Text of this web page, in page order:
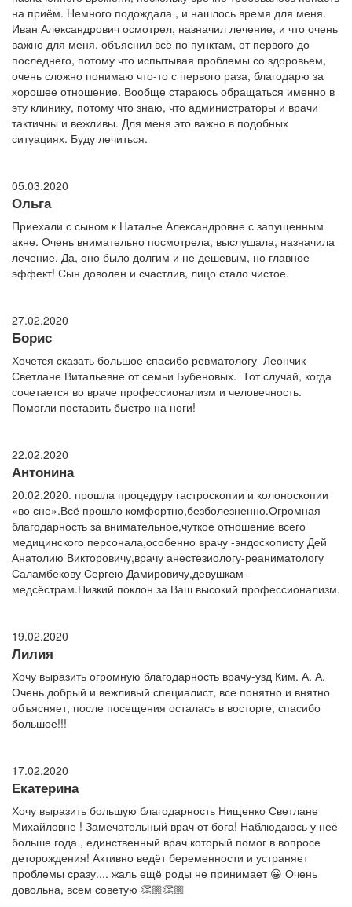
на приём. Немного подождала , и нашлось время для меня.
Иван Александрович осмотрел, назначил лечение, и что очень
важно для меня, объяснил всё по пунктам, от первого до
последнего, потому что испытывая проблемы со здоровьем,
очень сложно понимаю что-то с первого раза, благодарю за
хорошее отношение. Вообще стараюсь обращаться именно в
эту клинику, потому что знаю, что администраторы и врачи
тактичны и вежливы. Для меня это важно в подобных
ситуациях. Буду лечиться.
05.03.2020
Ольга
Приехали с сыном к Наталье Александровне с запущенным
акне. Очень внимательно посмотрела, выслушала, назначила
лечение. Да, оно было долгим и не дешевым, но главное
эффект! Сын доволен и счастлив, лицо стало чистое.
27.02.2020
Борис
Хочется сказать большое спасибо ревматологу Леончик
Светлане Витальевне от семьи Бубеновых. Тот случай, когда
сочетается во враче профессионализм и человечность.
Помогли поставить быстро на ноги!
22.02.2020
Антонина
20.02.2020. прошла процедуру гастроскопии и колоноскопии
«во сне».Всё прошло комфортно,безболезненно.Огромная
благодарность за внимательное,чуткое отношение всего
медицинского персонала,особенно врачу -эндоскописту Дей
Анатолию Викторовичу,врачу анестезиологу-реаниматологу
Саламбекову Сергею Дамировичу,девушкам-
медсёстрам.Низкий поклон за Ваш высокий профессионализм.
19.02.2020
Лилия
Хочу выразить огромную благодарность врачу-узд Ким. А. А.
Очень добрый и вежливый специалист, все понятно и внятно
объясняет, после посещения осталась в восторге, спасибо
большое!!!
17.02.2020
Екатерина
Хочу выразить большую благодарность Нищенко Светлане
Михайловне ! Замечательный врач от бога! Наблюдаюсь у неё
больше года , единственный врач который помог в вопросе
деторождения! Активно ведёт беременности и устраняет
проблемы сразу.... жаль ещё роды не принимает 😀 Очень
довольна, всем советую 👏🏼👏🏼